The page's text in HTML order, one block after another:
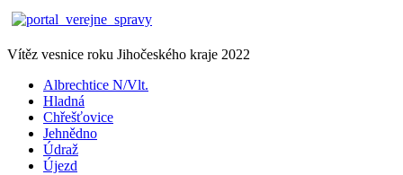
Vítěz vesnice roku Jihočeského kraje 2022
Albrechtice N/Vlt.
Hladná
Chřešťovice
Jehnědno
Údraž
Újezd